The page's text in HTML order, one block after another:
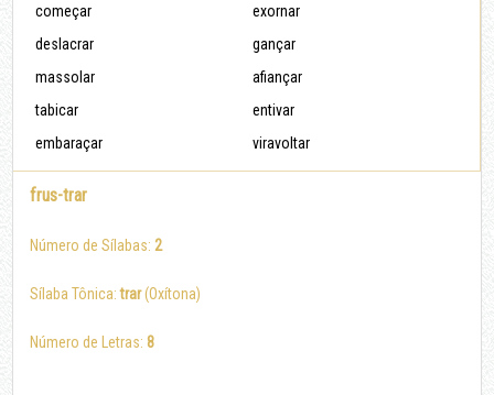
começar
exornar
deslacrar
gançar
massolar
afiançar
tabicar
entivar
embaraçar
viravoltar
frus-trar
Número de Sílabas: 2
Sílaba Tônica:trar(Oxítona)
Número de Letras:8